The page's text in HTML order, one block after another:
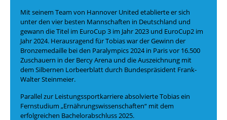
Mit seinem Team von Hannover United etablierte er sich
unter den vier besten Mannschaften in Deutschland und
gewann die Titel im EuroCup 3 im Jahr 2023 und EuroCup2 im
Jahr 2024. Herausragend für Tobias war der Gewinn der
Bronzemedaille bei den Paralympics 2024 in Paris vor 16.500
Zuschauern in der Bercy Arena und die Auszeichnung mit
dem Silbernen Lorbeerblatt durch Bundespräsident Frank-
Walter Steinmeier.
Parallel zur Leistungssportkarriere absolvierte Tobias ein
Fernstudium „Ernährungswissenschaften“ mit dem
erfolgreichen Bachelorabschluss 2025.